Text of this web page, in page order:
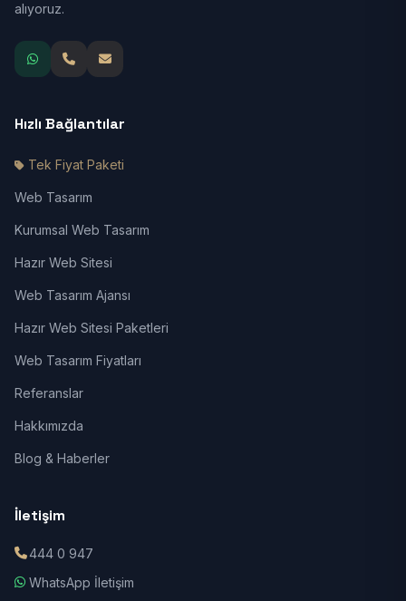
alıyoruz.
Hızlı Bağlantılar
Tek Fiyat Paketi
Web Tasarım
Kurumsal Web Tasarım
Hazır Web Sitesi
Web Tasarım Ajansı
Hazır Web Sitesi Paketleri
Web Tasarım Fiyatları
Referanslar
Hakkımızda
Blog & Haberler
İletişim
444 0 947
WhatsApp İletişim